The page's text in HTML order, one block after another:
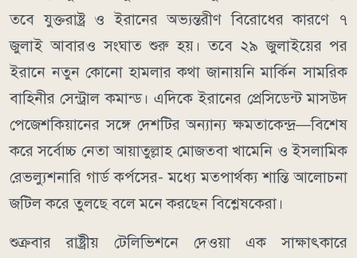
তবে যুক্তরাষ্ট্র ও ইরানের অভ্যন্তরীণ বিরোধের কারণে ৭
জুলাই আবারও সংঘাত শুরু হয়।তবে ২৯ জুলাইয়ের পর
ইরানে নতুন কোনো হামলার কথা জানায়নি মার্কিন সামরিক
বাহিনীর সেন্ট্রাল কমান্ড। এদিকে ইরানের প্রেসিডেন্ট মাসউদ
পেজেশকিয়ানের সঙ্গে দেশটির অন্যান্য ক্ষমতাকেন্দ্র—বিশেষ
করে সর্বোচ্চ নেতা আয়াতুল্লাহ মোজতবা খামেনি ও ইসলামিক
রেভল্যুশনারি গার্ড কর্পসের- মধ্যে মতপার্থক্য শান্তি আলোচনা
জটিল করে তুলছে বলে মনে করছেন বিশ্লেষকেরা।
শুক্রবার রাষ্ট্রীয় টেলিভিশনে দেওয়া এক সাক্ষাৎকারে